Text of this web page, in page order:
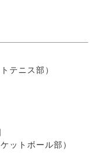
テニス部）
ットボール部）